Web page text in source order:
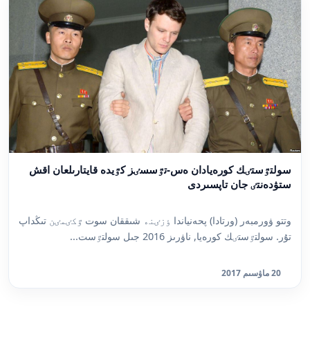
سولتٷستٸك كورەيادان ەس-تٷسسٸز كٷيدە قايتارىلعان اقش
ستۋدەنتٸ جان تاپسىردى
وتتو ۋورمبەر (ورتادا) پحەنياندا ٶزٸنە شىققان سوت ٷكٸمٸن تىڭداپ
تۇر. سولتٷستٸك كورەيا, ناۋرىز 2016 جىل سولتٷست...
20 ماۋسىم 2017